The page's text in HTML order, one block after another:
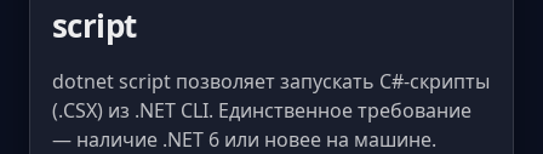
script
dotnet script позволяет запускать C#-скрипты
(.CSX) из .NET CLI. Единственное требование
— наличие .NET 6 или новее на машине.